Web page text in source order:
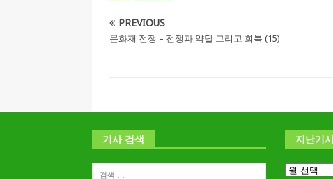
PREVIOUS
문화재 전쟁 – 전쟁과 약탈 그리고 회복 (15)
기사 검색 지난기